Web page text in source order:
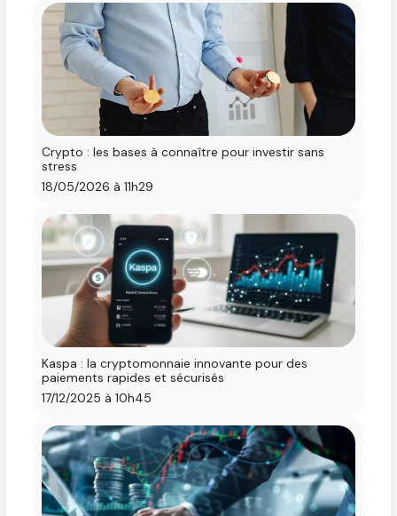
Crypto : les bases à connaître pour investir sans
stress
18/05/2026 à 11h29
Kaspa : la cryptomonnaie innovante pour des
paiements rapides et sécurisés
17/12/2025 à 10h45